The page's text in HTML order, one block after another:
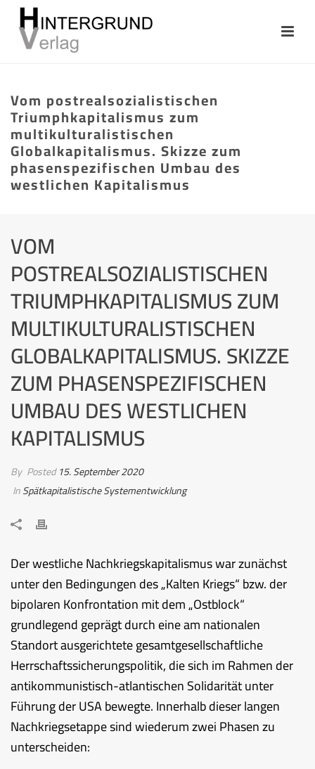
Vom postrealsozialistischen
Triumphkapitalismus zum
multikulturalistischen
Globalkapitalismus. Skizze zum
phasenspezifischen Umbau des
westlichen Kapitalismus
VOM
POSTREALSOZIALISTISCHEN
TRIUMPHKAPITALISMUS ZUM
MULTIKULTURALISTISCHEN
GLOBALKAPITALISMUS. SKIZZE
ZUM PHASENSPEZIFISCHEN
UMBAU DES WESTLICHEN
KAPITALISMUS
By Posted15. September 2020
InSpätkapitalistische Systementwicklung
Der westliche Nachkriegskapitalismus war zunächst
unter den Bedingungen des „Kalten Kriegs“ bzw. der
bipolaren Konfrontation mit dem „Ostblock“
grundlegend geprägt durch eine am nationalen
Standort ausgerichtete gesamtgesellschaftliche
Herrschaftssicherungspolitik, die sich im Rahmen der
antikommunistisch-atlantischen Solidarität unter
Führung der USA bewegte. Innerhalb dieser langen
Nachkriegsetappe sind wiederum zwei Phasen zu
unterscheiden: